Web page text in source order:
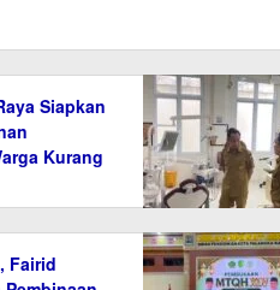
Siapkan
Kurang
Fairid